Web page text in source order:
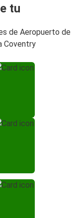
tu
de Aeropuerto de
Coventry